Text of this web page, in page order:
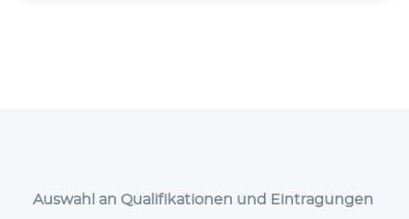
Auswahl an Qualifikationen und Eintragungen